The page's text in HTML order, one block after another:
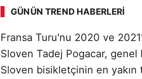
GÜNÜN TREND HABERLERI
Fransa Turu'nu 2020 ve
Sloven Tadej Pogacar,
Sloven bisikletçinin en yakın